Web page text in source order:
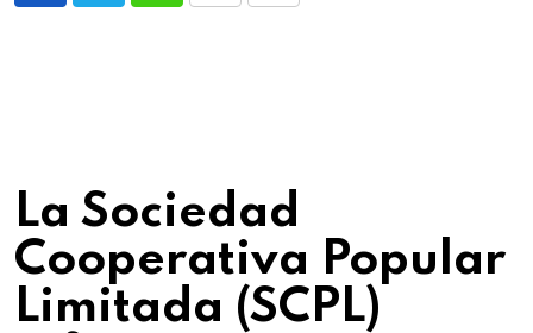
La Sociedad
Cooperativa Popular
Limitada (SCPL)